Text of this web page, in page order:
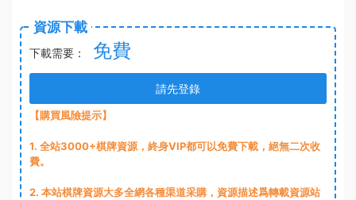
資源下載
下載需要： 免費
請先登錄
【購買風險提示】
1. 全站3000+棋牌資源，終身VIP都可以免費下載，絕無二次收
費。
2. 本站棋牌資源大多全網各種渠道采購，資源描述爲轉載資源站